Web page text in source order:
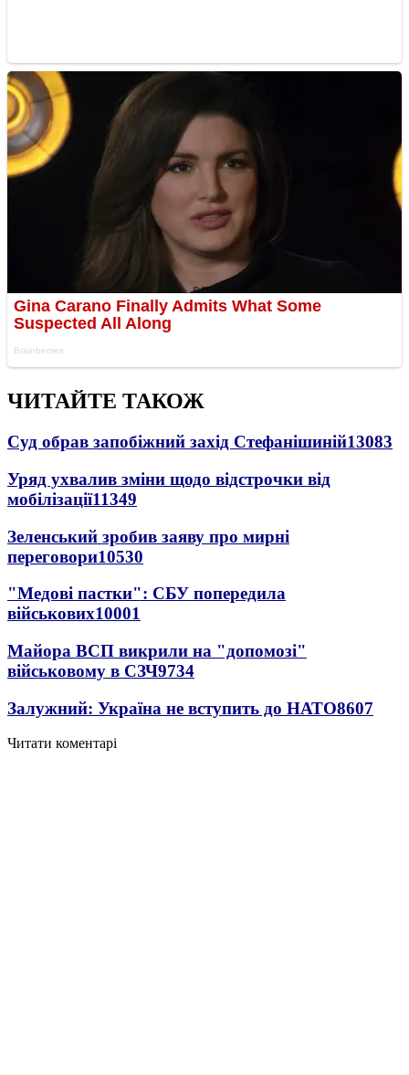
ЧИТАЙТЕ ТАКОЖ
Суд обрав запобіжний захід Стефанішиній13083
Уряд ухвалив зміни щодо відстрочки від
мобілізації11349
Зеленський зробив заяву про мирні
переговори10530
"Медові пастки": СБУ попередила
військових10001
Майора ВСП викрили на "допомозі"
військовому в СЗЧ9734
Залужний: Україна не вступить до НАТО8607
Читати коментарі